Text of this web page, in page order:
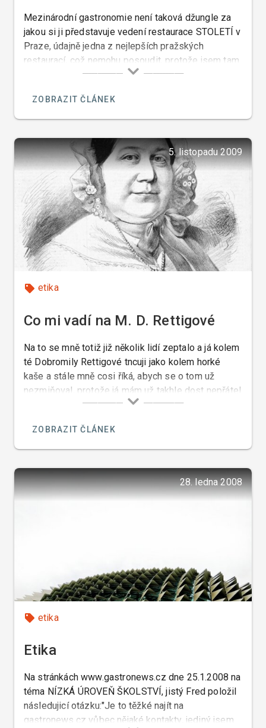
Mezinárodní gastronomie není taková džungle za
jakou si ji představuje vedení restaurace STOLETÍ v
Praze, údajně jedna z nejlepších pražských
restaurací, což nemohu posoudit, protože jsem tam
nebyl, a tak musím jen dát na co o ni píše Laura
ZOBRAZIT ČLÁNEK
5. listopadu 2009
etika
Co mi vadí na M. D. Rettigové
Na to se mně totiž již několik lidí zeptalo a já kolem
té Dobromily Rettigové tncuji jako kolem horké
kaše a stále mně cosi říká, abych se o tom už
nezmiňoval, protože já mám už takhle dost nepřátel
a teď si udělám nepřátele ze všech těch
ZOBRAZIT ČLÁNEK
28. ledna 2008
etika
Etika
Na stránkách www.gastronews.cz dne 25.1.2008 na
téma NÍZKÁ ÚROVEŇ ŠKOLSTVÍ, jistý Fred položil
následujicí otázku:"Je to těžké najít na
gastronews.cz vůbec nějaké kontakty, jediný jsem